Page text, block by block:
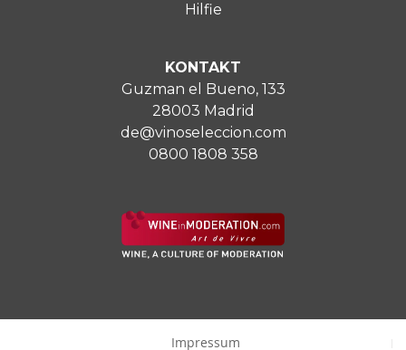
Hilfie
KONTAKT
Guzman el Bueno, 133
28003 Madrid
de@vinoseleccion.com
0800 1808 358
Impressum